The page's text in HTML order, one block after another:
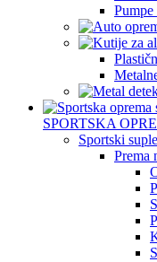
Pumpe
SPORTSKA
Sportski
Prema